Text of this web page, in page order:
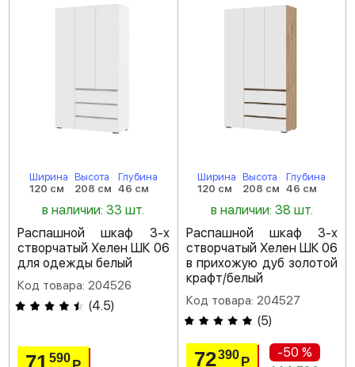
Ширина
120 см
Высота
208 см
Глубина
46 см
в наличии: 33 шт.
Распашной шкаф 3-х
створчатый Хелен ШК 06
для одежды белый
Код товара: 204526
(4.5)
71 590
Ширина
120 см
Высота
208 см
Глубина
46 см
в наличии: 38 шт.
Распашной шкаф 3-х
створчатый Хелен ШК 06
в прихожую дуб золотой
крафт/белый
Код товара: 204527
(5)
72390 Р
-50 %